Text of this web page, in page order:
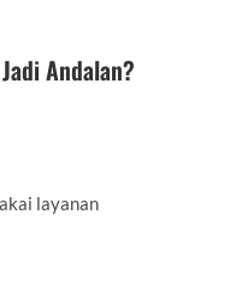
Andalan?
layanan